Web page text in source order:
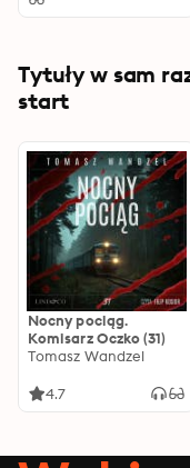
Tytuły w sam
start
Nocny pociąg.
Komisarz Oczko (31)
Tomasz Wandzel
4.7